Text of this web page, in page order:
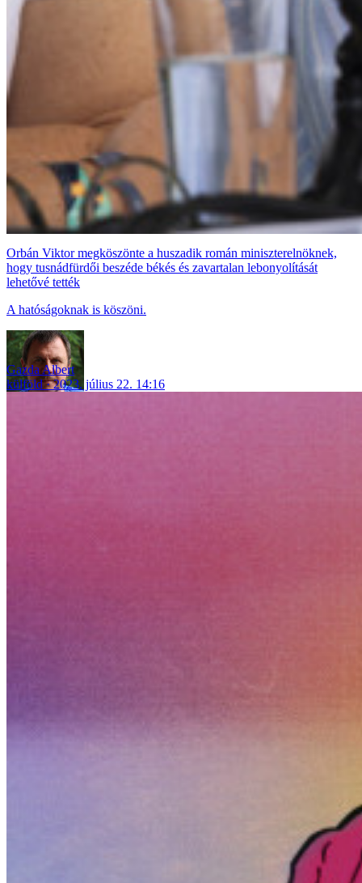
Orbán Viktor megköszönte a huszadik román miniszterelnöknek,
hogy tusnádfürdői beszéde békés és zavartalan lebonyolítását
lehetővé tették
A hatóságoknak is köszöni.
Gazda Albert
külföld
2023. július 22. 14:16